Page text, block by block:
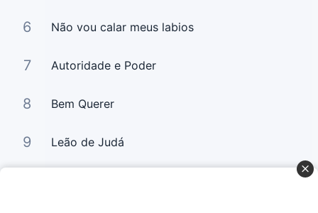
6 Não vou calar meus labios
7 Autoridade e Poder
8 Bem Querer
9 Leão de Judá